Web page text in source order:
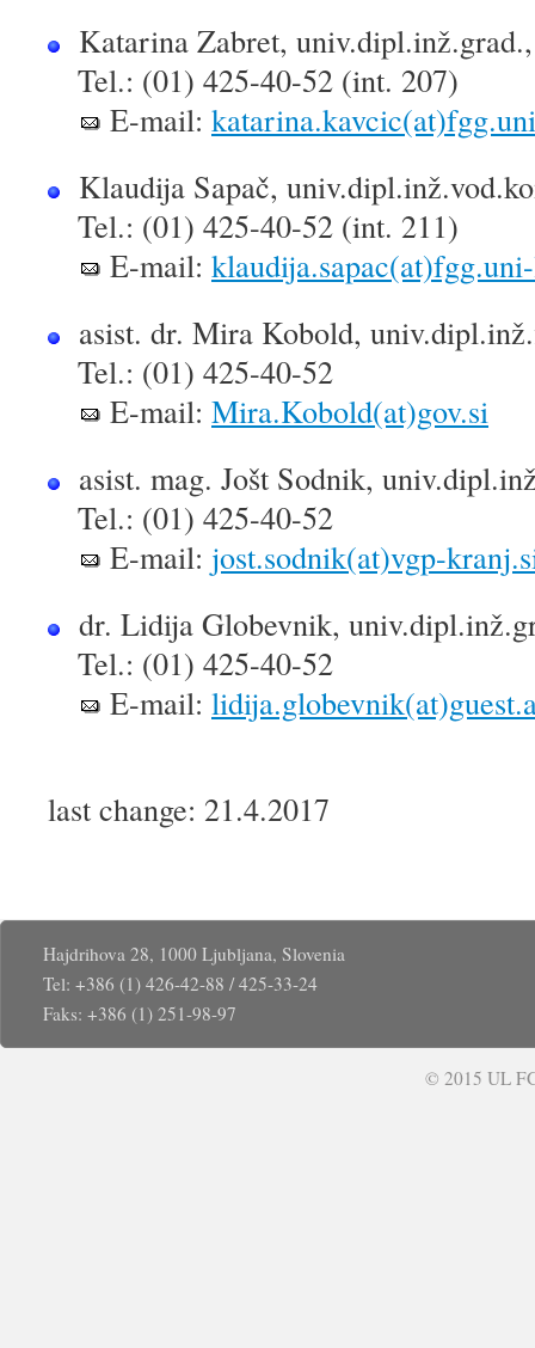
Katarina Zabret,
Tel.: (01) 425-40-52 (int. 207)
E-mail:
Klaudija Sapač,
Tel.: (01) 425-40-52 (int. 211)
E-mail:
asist. dr. Mira Kobold,
Tel.: (01) 425-40-52
E-mail: Mira.Kobold(at)gov.si
asist. mag. Jošt Sodnik,
Tel.: (01) 425-40-52
E-mail: jost.sodnik(at)vgp-
dr. Lidija Globevnik,
Tel.: (01) 425-40-52
E-mail:
last change: 21.4.2017
Hajdrihova 28, 1000 Ljubljana, Slovenia
Tel: +386 (1) 426-42-88 / 425-33-24
Faks: +386 (1) 251-98-97
© 2015 UL